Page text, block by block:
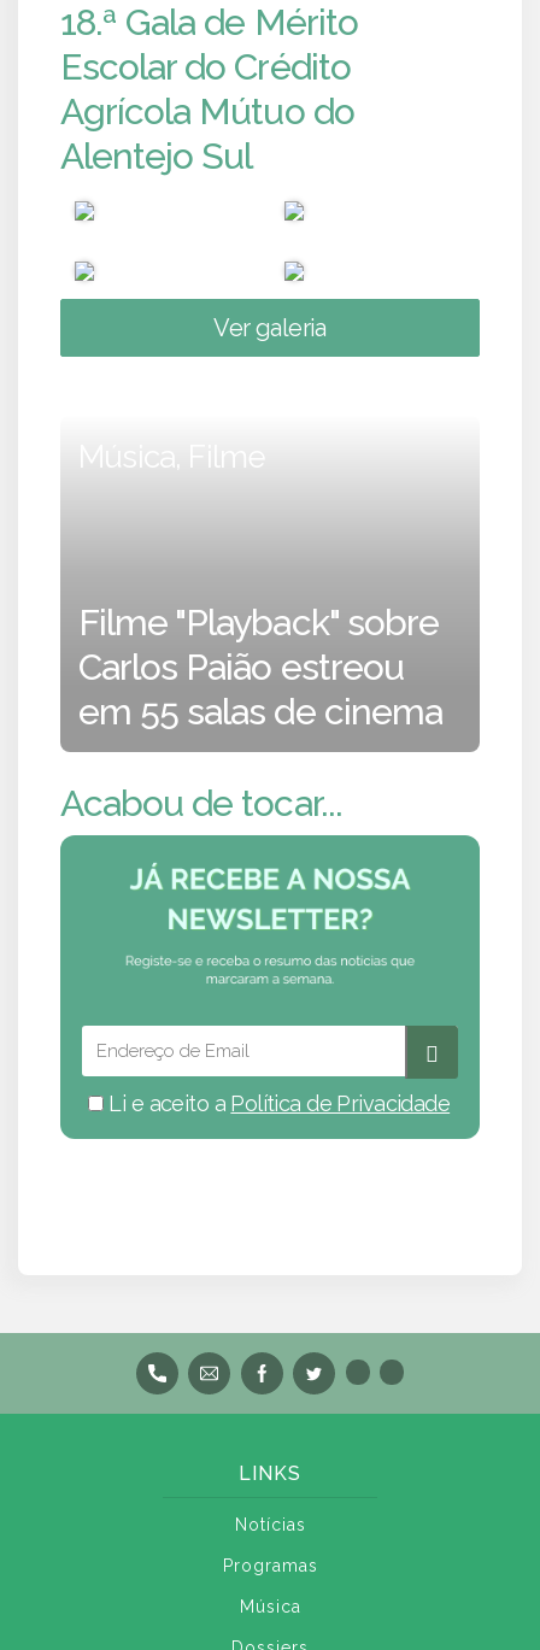
18.ª Gala de Mérito
Escolar do Crédito
Agrícola Mútuo do
Alentejo Sul
Ver galeria
Música, Filme
Filme "Playback" sobre
Carlos Paião estreou
em 55 salas de cinema
Acabou de tocar...
Li e aceito a Política de Privacidade
LINKS
Notícias
Programas
Música